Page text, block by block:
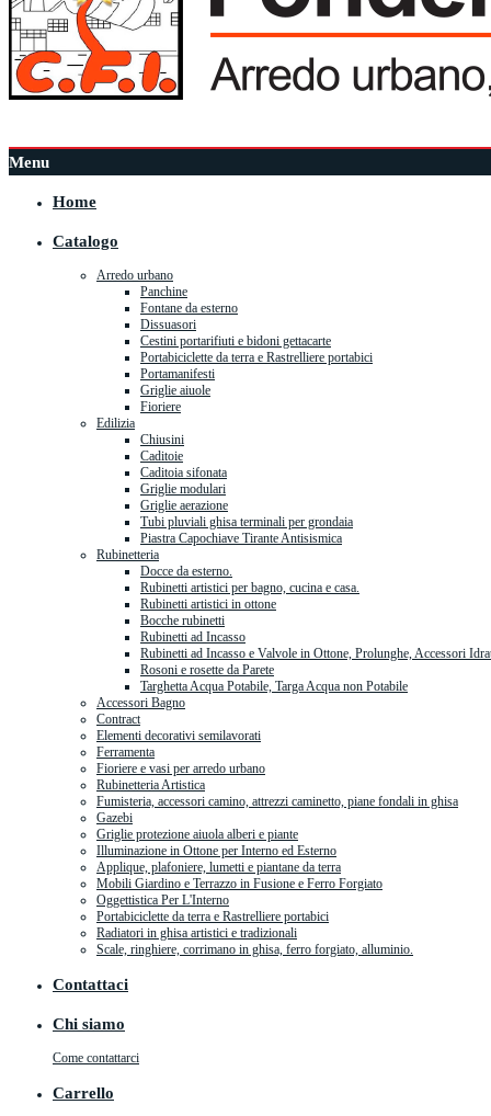
Menu
Home
Catalogo
Arredo urbano
Panchine
Fontane da esterno
Dissuasori
Cestini portarifiuti e bidoni gettacarte
Portabiciclette da terra e Rastrelliere portabici
Portamanifesti
Griglie aiuole
Fioriere
Edilizia
Chiusini
Caditoie
Caditoia sifonata
Griglie modulari
Griglie aerazione
Tubi pluviali ghisa terminali per grondaia
Piastra Capochiave Tirante Antisismica
Rubinetteria
Docce da esterno.
Rubinetti artistici per bagno, cucina e casa.
Rubinetti artistici in ottone
Bocche rubinetti
Rubinetti ad Incasso
Rubinetti ad Incasso e Valvole in Ottone, Prolunghe, Accessori
Rosoni e rosette da Parete
Targhetta Acqua Potabile, Targa Acqua non Potabile
Accessori Bagno
Contract
Elementi decorativi semilavorati
Ferramenta
Fioriere e vasi per arredo urbano
Rubinetteria Artistica
Fumisteria, accessori camino, attrezzi caminetto, piane fondali in ghisa
Gazebi
Griglie protezione aiuola alberi e piante
Illuminazione in Ottone per Interno ed Esterno
Applique, plafoniere, lumetti e piantane da terra
Mobili Giardino e Terrazzo in Fusione e Ferro Forgiato
Oggettistica Per L'Interno
Portabiciclette da terra e Rastrelliere portabici
Radiatori in ghisa artistici e tradizionali
Scale, ringhiere, corrimano in ghisa, ferro forgiato, alluminio.
Contattaci
Chi siamo
Come contattarci
Carrello